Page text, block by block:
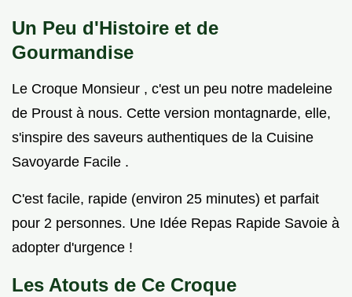
Un Peu d'Histoire et de
Gourmandise
Le Croque Monsieur , c'est un peu notre madeleine
de Proust à nous. Cette version montagnarde, elle,
s'inspire des saveurs authentiques de la Cuisine
Savoyarde Facile .
C'est facile, rapide (environ 25 minutes) et parfait
pour 2 personnes. Une Idée Repas Rapide Savoie à
adopter d'urgence !
Les Atouts de Ce Croque